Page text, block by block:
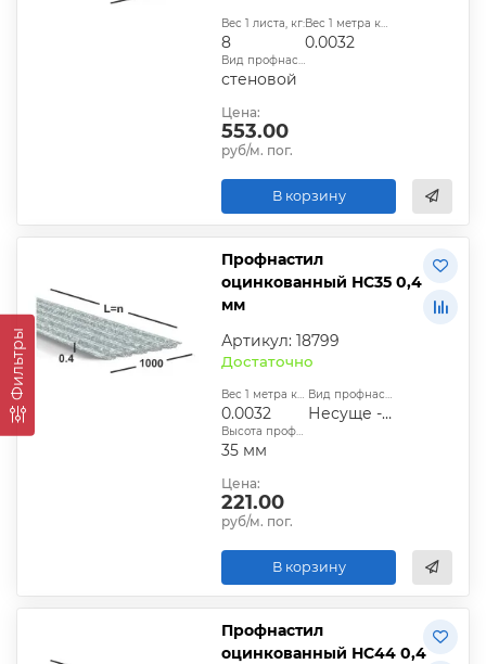
Фильтры
Вес 1 листа, кг:
8
Вес 1 метра квадратного, т:
0.0032
Вид профнастила:
стеновой
Цена:
553.00
руб/м. пог.
В корзину
Профнастил
оцинкованный НС35 0,4
мм
Артикул: 18799
Достаточно
Вес 1 метра квадратного, т:
0.0032
Вид профнастила:
Несуще - стеновой
Высота профиля:
35 мм
Цена:
221.00
руб/м. пог.
В корзину
Профнастил
оцинкованный НС44 0,4